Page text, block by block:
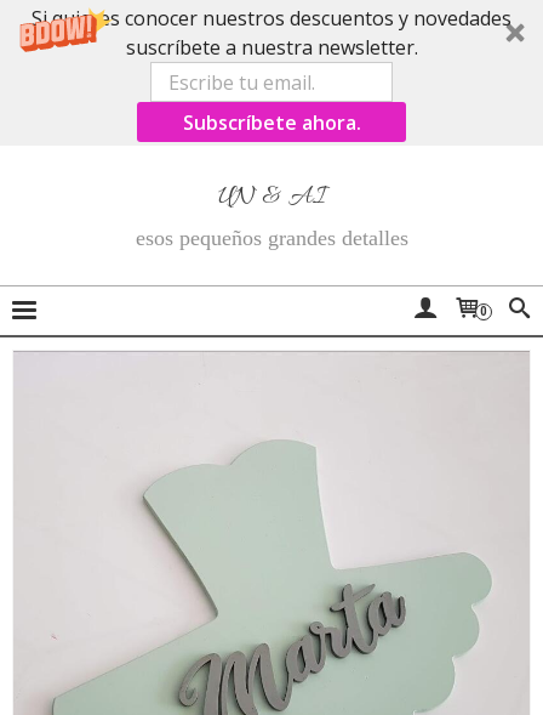
Si quieres conocer nuestros descuentos y novedades
suscríbete a nuestra newsletter.
Subscríbete ahora.
UN & AI
esos pequeños grandes detalles
0